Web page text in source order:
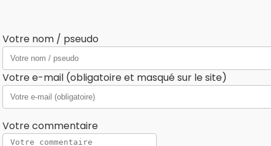
Votre nom / pseudo
Votre e-mail (obligatoire et masqué sur le site)
Votre commentaire